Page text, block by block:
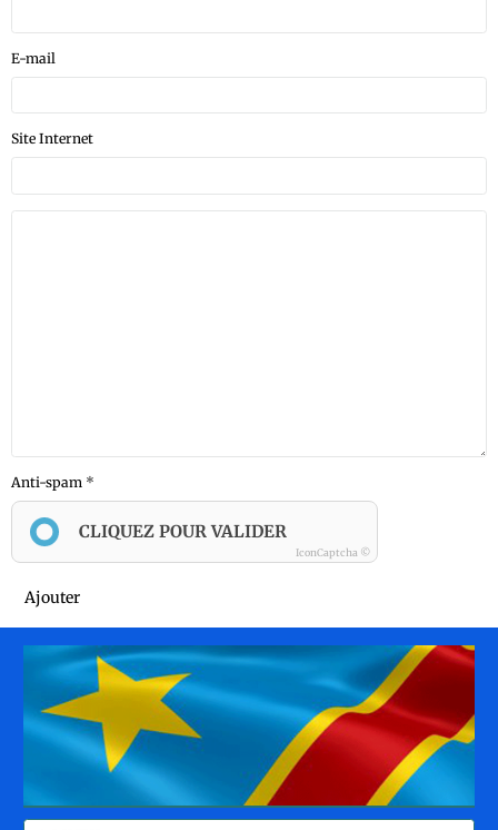
E-mail
Site Internet
Anti-spam
CLIQUEZ POUR VALIDER
IconCaptcha ©
Ajouter